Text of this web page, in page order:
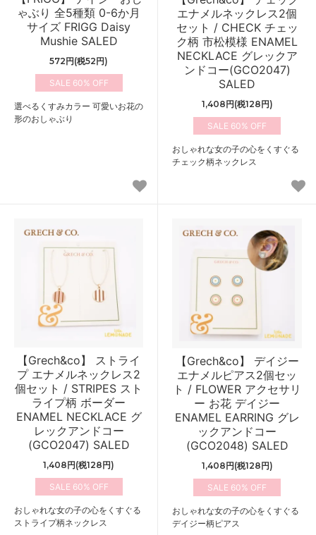
ゃぶり 全5種類 0-6か月
サイズ FRIGG Daisy
Mushie SALED
572円(税52円)
60%
選べるくすみカラー 可愛いお花の
形のおしゃぶり
エナメルネックレス2個
セット / CHECK チェッ
ク柄 市松模様 ENAMEL
NECKLACE グレックア
ンドコー(GCO2047)
SALED
1,408円(税128円)
60%
おしゃれな女の子の心をくすぐる
チェック柄ネックレス
【Grech&co】 ストライ
プ エナメルネックレス2
個セット / STRIPES スト
ライプ柄 ボーダー
ENAMEL NECKLACE グ
レックアンドコー
(GCO2047) SALED
1,408円(税128円)
60%
おしゃれな女の子の心をくすぐる
ストライプ柄ネックレス
【Grech&co】 デイジー
エナメルピアス2個セッ
ト / FLOWER アクセサリ
ー お花 デイジー
ENAMEL EARRING グレ
ックアンドコー
(GCO2048) SALED
1,408円(税128円)
60%
おしゃれな女の子の心をくすぐる
デイジー柄ピアス